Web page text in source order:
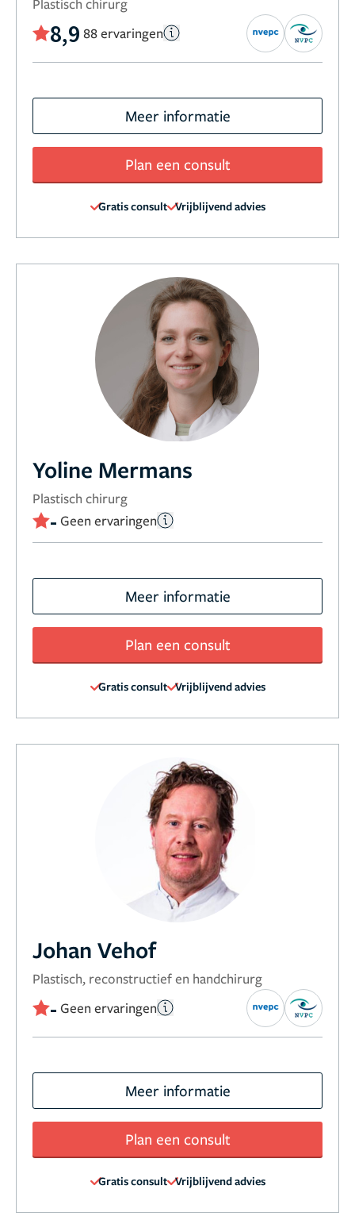
8,9 88 ervaringen
Meer informatie
Plan een consult
Gratis consult Vrijblijvend advies
Yoline Mermans
Plastisch chirurg
- Geen ervaringen
Meer informatie
Plan een consult
Gratis consult Vrijblijvend advies
Johan Vehof
Plastisch, reconstructief en handchirurg
- Geen ervaringen
Meer informatie
Plan een consult
Gratis consult Vrijblijvend advies